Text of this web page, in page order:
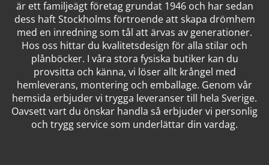
är ett familjeägt företag grundat 1946 och har sedan
dess haft Stockholms förtroende att skapa drömhem
med en inredning som tål att ärvas av generationer.
Hos oss hittar du kvalitetsdesign för alla stilar och
plånböcker. I våra stora fysiska butiker kan du
provsitta och känna, vi löser allt krångel med
hemleverans, montering och emballage. Genom vår
hemsida erbjuder vi trygga leveranser till hela Sverige.
Oavsett vart du önskar handla så erbjuder vi personlig
och trygg service som underlättar din vardag.